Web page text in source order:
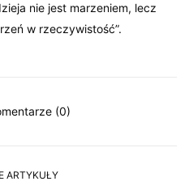
nie jest marzeniem, lecz
w rzeczywistość”.
(0)
ARTYKUŁY